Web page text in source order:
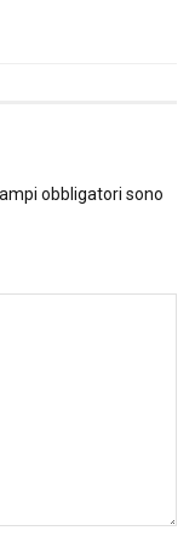
obbligatori sono